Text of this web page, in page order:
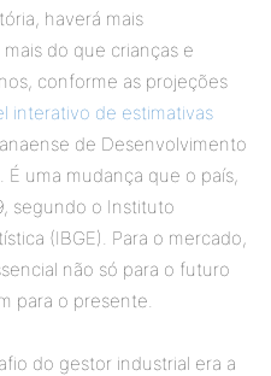
haverá mais
do que crianças e
conforme as projeções
interativo de estimativas
de Desenvolvimento
É uma mudança que o país,
segundo o Instituto
(IBGE). Para o mercado,
não só para o futuro
para o presente.
do gestor industrial era a